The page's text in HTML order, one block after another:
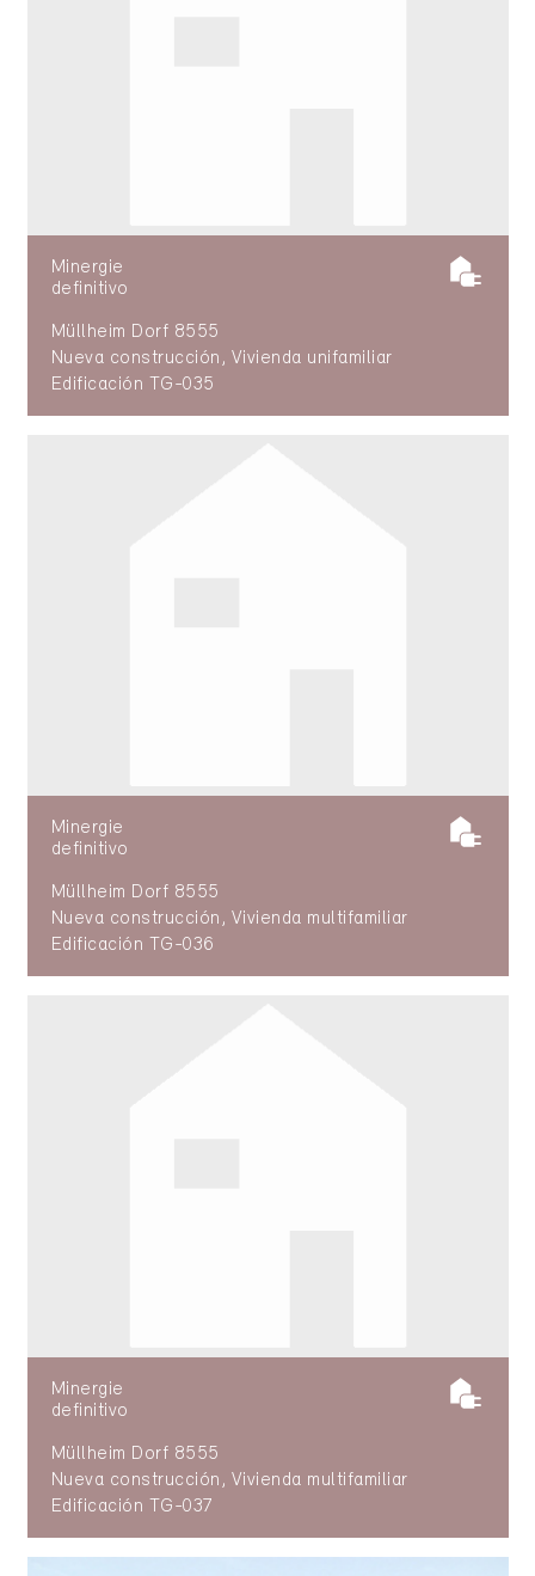
Minergie
definitivo
Müllheim Dorf 8555
Nueva construcción, Vivienda unifamiliar
Edificación TG-035
Minergie
definitivo
Müllheim Dorf 8555
Nueva construcción, Vivienda multifamiliar
Edificación TG-036
Minergie
definitivo
Müllheim Dorf 8555
Nueva construcción, Vivienda multifamiliar
Edificación TG-037